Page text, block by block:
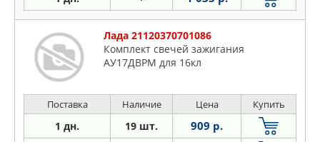
Лада 21120370701086
Комплект свечей зажигания
AУ17ДВРМ для 16кл
Поставка Наличие Цена Купить
1 дн. 19 шт. 909 р.